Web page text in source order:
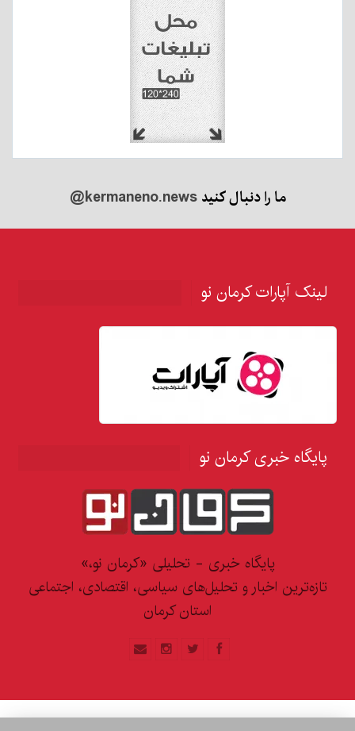
ما را دنبال کنید@kermaneno.news
لینک آپارات کرمان نو
پایگاه خبری کرمان نو
پایگاه خبری - تحلیلی «کرمان نو،»
تازه‌ترین اخبار و تحلیل‌های سیاسی، اقتصادی، اجتماعی
استان کرمان